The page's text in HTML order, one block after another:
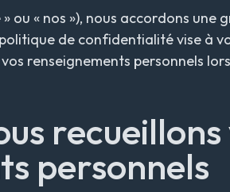
» ou « nos »), nous accordons
de confidentialité vise à
renseignements personnels
recueillons
personnels